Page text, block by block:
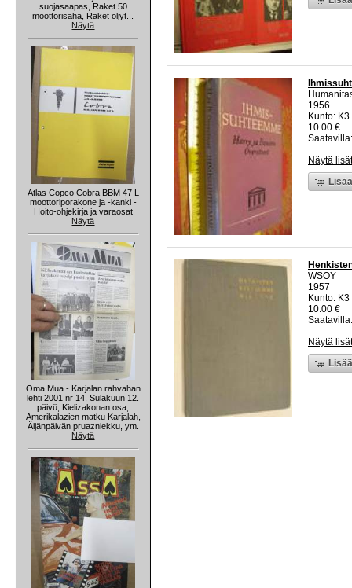
suojasaapas, Raket 50
moottorisaha, Raket öljyt...
Näytä
Atlas Copco Cobra BBM 47 L
moottoriporakone ja -kanki -
Hoito-ohjekirja ja varaosat
Näytä
Oma Mua - Karjalan rahvahan
lehti 2001 nr 14, Sulakuun 12.
päivü; Kielizakonan osa,
Amerikalazien matku Karjalah,
Äijänpäivän pruazniekku, ym.
Näytä
1956
Kunto:
10.00 €
Näytä
WSOY
1957
Kunto:
10.00 €
Näytä